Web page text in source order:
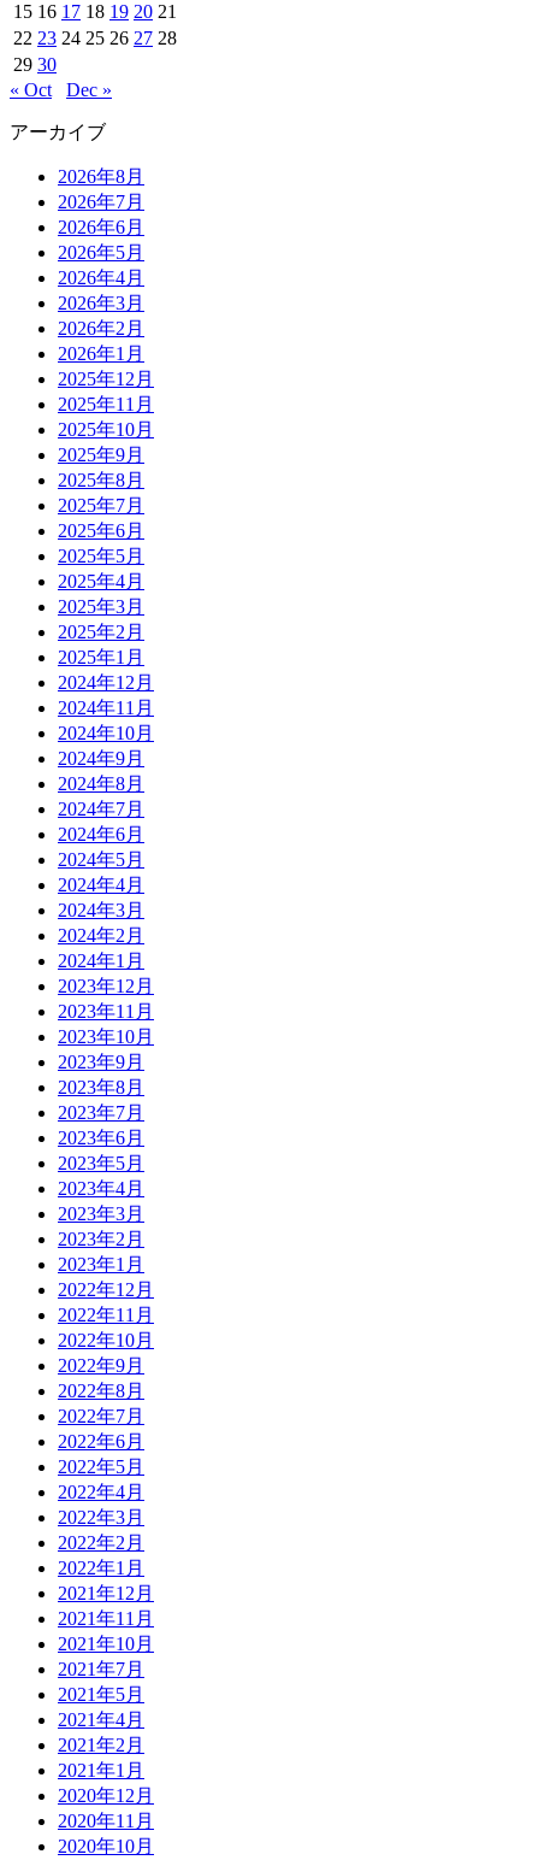
15 16 17 18 19 20 21
22 23 24 25 26 27 28
29 30
« Oct
Dec »
アーカイブ
2026年8月
2026年7月
2026年6月
2026年5月
2026年4月
2026年3月
2026年2月
2026年1月
2025年12月
2025年11月
2025年10月
2025年9月
2025年8月
2025年7月
2025年6月
2025年5月
2025年4月
2025年3月
2025年2月
2025年1月
2024年12月
2024年11月
2024年10月
2024年9月
2024年8月
2024年7月
2024年6月
2024年5月
2024年4月
2024年3月
2024年2月
2024年1月
2023年12月
2023年11月
2023年10月
2023年9月
2023年8月
2023年7月
2023年6月
2023年5月
2023年4月
2023年3月
2023年2月
2023年1月
2022年12月
2022年11月
2022年10月
2022年9月
2022年8月
2022年7月
2022年6月
2022年5月
2022年4月
2022年3月
2022年2月
2022年1月
2021年12月
2021年11月
2021年10月
2021年7月
2021年5月
2021年4月
2021年2月
2021年1月
2020年12月
2020年11月
2020年10月